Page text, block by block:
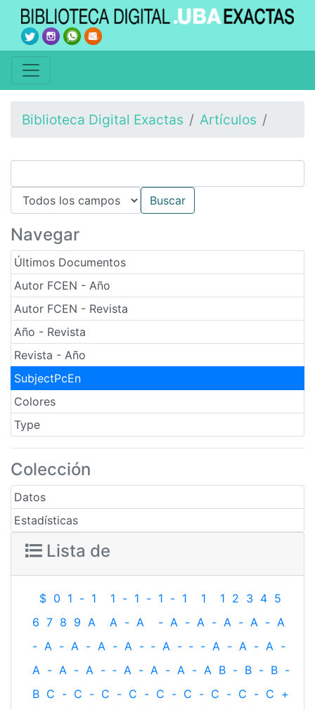
Biblioteca Digital Exactas Artículos
Navegar
Últimos Documentos
Autor FCEN - Año
Autor FCEN - Revista
Año - Revista
Revista - Año
SubjectPcEn
Colores
Type
Colección
Datos
Estadísticas
Lista de
$ 0 1 - 1 1 - 1 - 1 - 1 1 1 2 3 4 5
6 7 8 9 A A - A - A - A - A - A - A
- A - A - A - A - ‐ A - ‐ - A - A - A -
A - A - A - ‐ A - A - A - A B - B - B -
B C - C - C - C - C - C - C - C - C +